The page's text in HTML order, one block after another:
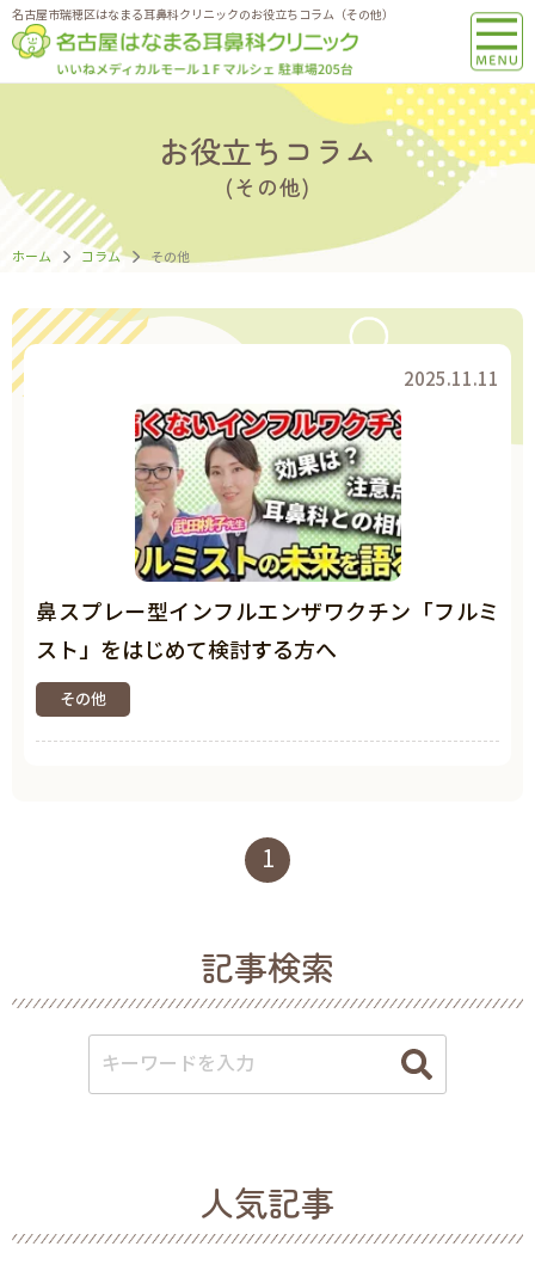
名古屋市瑞穂区はなまる耳鼻科クリニックのお役立ちコラム（その他）
お役立ちコラム
(その他)
ホーム コラム その他
2025.11.11
鼻スプレー型インフルエンザワクチン「フルミ
スト」をはじめて検討する方へ
その他
1
記事検索
人気記事